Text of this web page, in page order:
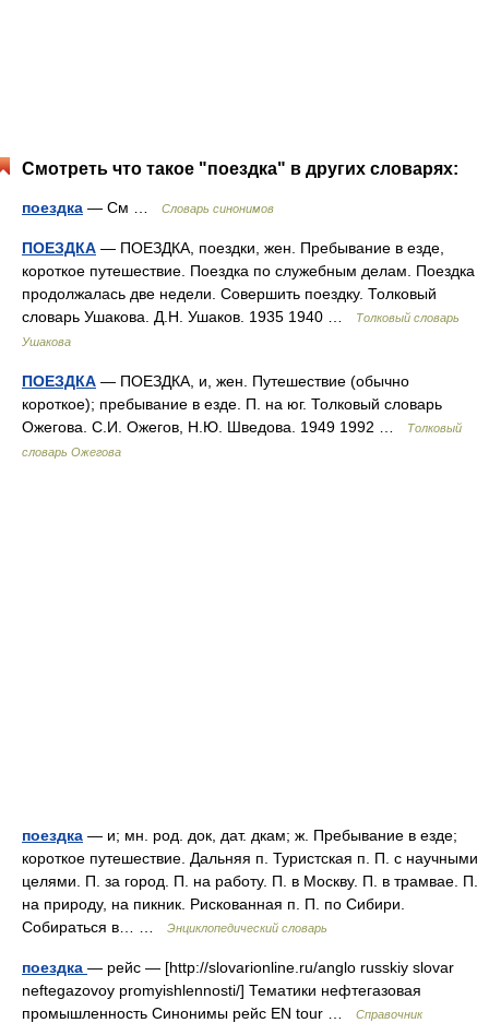
Смотреть что такое "поездка" в других словарях:
поездка — См … Словарь синонимов
ПОЕЗДКА — ПОЕЗДКА, поездки, жен. Пребывание в езде,
короткое путешествие. Поездка по служебным делам. Поездка
продолжалась две недели. Совершить поездку. Толковый
словарь Ушакова. Д.Н. Ушаков. 1935 1940 …
Толковый словарь
Ушакова
ПОЕЗДКА — ПОЕЗДКА, и, жен. Путешествие (обычно
короткое); пребывание в езде. П. на юг. Толковый словарь
Ожегова. С.И. Ожегов, Н.Ю. Шведова. 1949 1992 …
Толковый
словарь Ожегова
поездка — и; мн. род. док, дат. дкам; ж. Пребывание в езде;
короткое путешествие. Дальняя п. Туристская п. П. с научными
целями. П. за город. П. на работу. П. в Москву. П. в трамвае. П.
на природу, на пикник. Рискованная п. П. по Сибири.
Собираться в… …
Энциклопедический словарь
поездка — рейс — [http://slovarionline.ru/anglo russkiy slovar
neftegazovoy promyishlennosti/] Тематики нефтегазовая
промышленность Синонимы рейс EN tour …
Справочник